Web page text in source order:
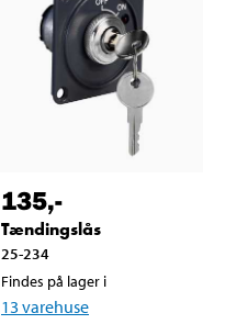
135,-
Tændingslås
25-234
Findes på lager i
13 varehuse